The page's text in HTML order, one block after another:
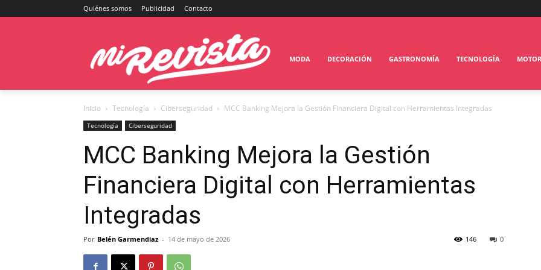
Quiénes somos Publicidad Contacto
MODA DECORACIÓN GASTRONOMÍA TECNOLOGÍA MOTOR
Inicio Tecnología Ciberseguridad MCC Banking Mejora la Gestión Financiera Digital con Herramientas Integradas
Tecnología Ciberseguridad
MCC Banking Mejora la Gestión
Financiera Digital con Herramientas
Integradas
Por Belén Garmendiaz - 14 de mayo de 2026 0
146